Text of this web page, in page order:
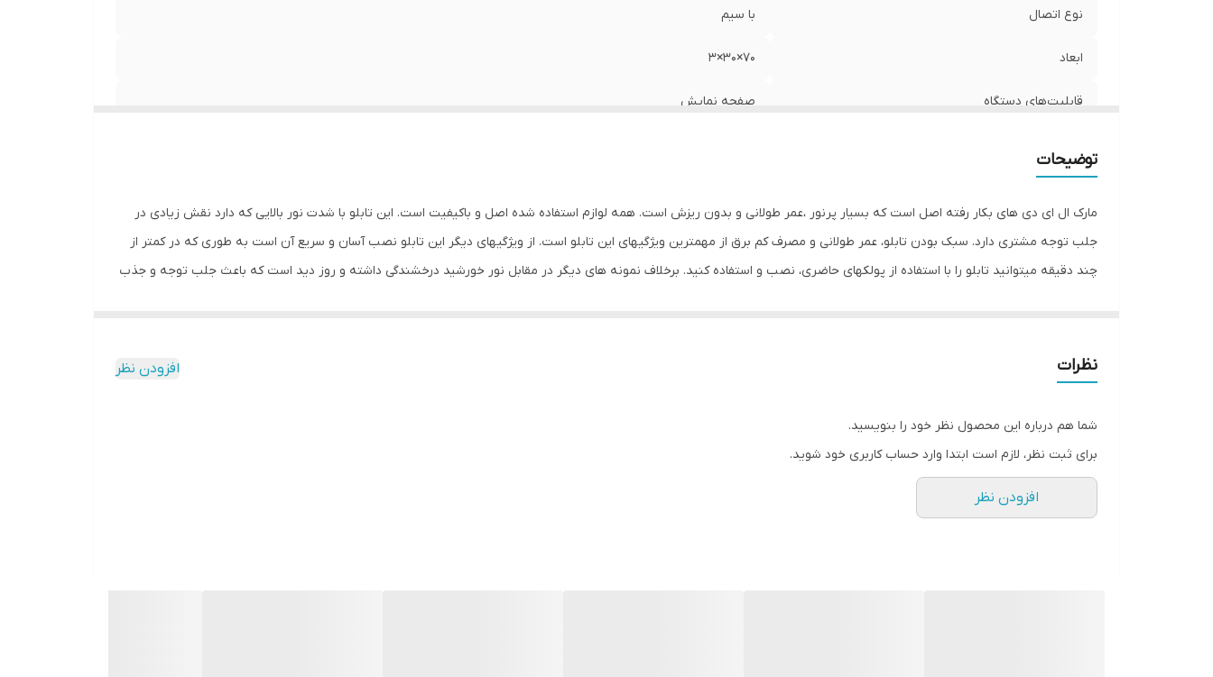
نوع اتصال با سیم
ابعاد 70×30×3
قابلیت‌های دستگاه صفحه نمایش
توضیحات
مارک ال ای دی های بکار رفته اصل است که بسیار پرنور ،عمر طولانی و بدون ریزش است. همه لوازم استفاده شده اصل و باکیفیت است. این تابلو با شدت نور بالایی که دارد نقش زیادی در
جلب توجه مشتری دارد. سبک بودن تابلو، عمر طولانی و مصرف کم برق از مهمترین ویژگیهای این تابلو است. از ویژگیهای دیگر این تابلو نصب آسان و سریع آن است به طوری که در کمتر از
چند دقیقه میتوانید تابلو را با استفاده از پولکهای حاضری، نصب و استفاده کنید. برخلاف نمونه های دیگر در مقابل نور خورشید درخشندگی داشته و روز دید است که باعث جلب توجه و جذب
خاموش کردن تابلو نیازی به کشیدن پریز تابلو نداشته باشید. نصب: برای نصب تابلو بر روی شیشه، ابتدا از تمیز بودن شیشه اطمینان حاصل کنید. پس از تمیز کردن شیشه، تابلو را روی
شیشه و محل مورد نظرتان قرار داده و جای سوراخ ها را علامت گذاری کنید. سپس روکش پولک ها را کنده و در نقاط علامت گذاری شده محکم بچسبانید و سیم های پولک را از داخل سوراخ
نظرات افزودن نظر
شما هم درباره این محصول نظر خود را بنویسید.
برای ثبت نظر، لازم است ابتدا وارد حساب کاربری خود شوید.
افزودن نظر